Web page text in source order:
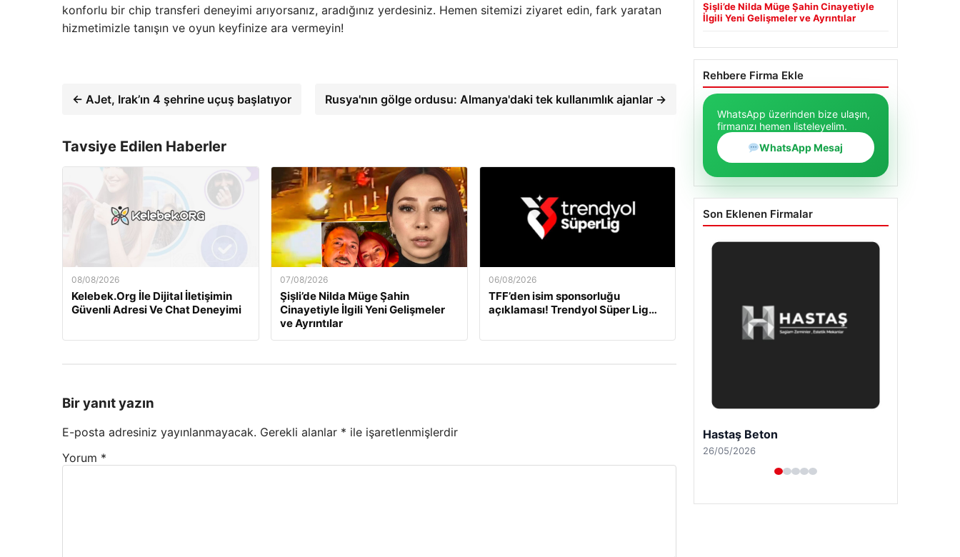
konforlu bir chip transferi deneyimi arıyorsanız, aradığınız yerdesiniz. Hemen sitemizi ziyaret edin, fark yaratan
hizmetimizle tanışın ve oyun keyfinize ara vermeyin!
← AJet, Irak’ın 4 şehrine uçuş başlatıyor Rusya'nın gölge ordusu: Almanya'daki tek kullanımlık ajanlar →
Tavsiye Edilen Haberler
08/08/2026
Kelebek.Org İle Dijital İletişimin
Güvenli Adresi Ve Chat Deneyimi
07/08/2026
Şişli’de Nilda Müge Şahin
Cinayetiyle İlgili Yeni Gelişmeler
ve Ayrıntılar
06/08/2026
TFF’den isim sponsorluğu
açıklaması! Trendyol Süper Lig…
Bir yanıt yazın
E-posta adresiniz yayınlanmayacak. Gerekli alanlar * ile işaretlenmişlerdir
Yorum *
Şişli’de Nilda Müge Şahin Cinayetiyle
İlgili Yeni Gelişmeler ve Ayrıntılar
Rehbere Firma Ekle
WhatsApp üzerinden bize ulaşın,
firmanızı hemen listeleyelim.
WhatsApp Mesaj
Son Eklenen Firmalar
Enes Kaplan Avukatlık Bürosu
28/04/2026